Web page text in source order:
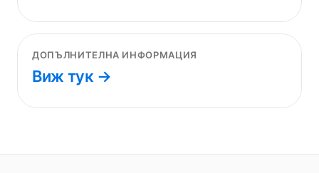
ДОПЪЛНИТЕЛНА ИНФОРМАЦИЯ
Виж тук →